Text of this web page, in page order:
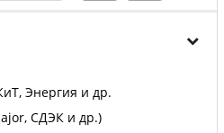
Энергия и др.
СДЭК и др.)